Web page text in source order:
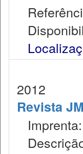
2012
Revista